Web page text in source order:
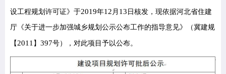
设工程规划许可证》于2019年12 月 13 日核发，现依据河北省住建
厅《关于进一步加强城乡规划公示公布工作的指导意见》（冀建规
【 2011 】 397号），对此项目予以公布。